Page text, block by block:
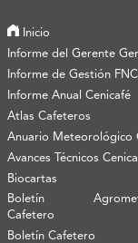
Inicio
Informe del Gerente
Informe de Gestión FNC
Informe Anual Cenicafé
Atlas Cafeteros
Anuario Meteorológico
Avances Técnicos
Biocartas
Boletín
Cafetero
Boletín Cafetero